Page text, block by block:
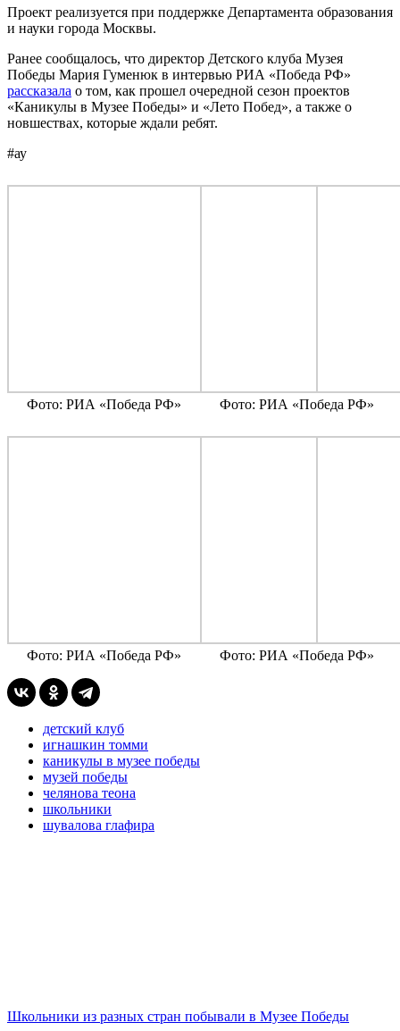
Проект реализуется при поддержке Департамента образования
и науки города Москвы.
Ранее сообщалось, что директор Детского клуба Музея
Победы Мария Гуменюк в интервью РИА «Победа РФ»
рассказала о том, как прошел очередной сезон проектов
«Каникулы в Музее Победы» и «Лето Побед», а также о
новшествах, которые ждали ребят.
#ау
Фото: РИА «Победа РФ» Фото: РИА «Победа РФ»
Фото: РИА «Победа РФ» Фото: РИА «Победа РФ»
детский клуб
игнашкин томми
каникулы в музее победы
музей победы
челянова теона
школьники
шувалова глафира
Школьники из разных стран побывали в Музее Победы